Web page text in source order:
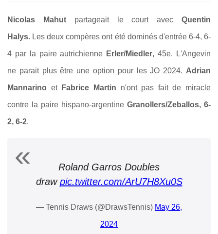
Nicolas Mahut partageait le court avecQuentin
Halys. Les deux compères ont été dominés d'entrée 6-4, 6-
4 par la paire autrichienne Erler/Miedler, 45e. L'Angevin
ne parait plus être une option pour les JO 2024. Adrian
Mannarino et Fabrice Martin n'ont pas fait de miracle
contre la paire hispano-argentine Granollers/Zeballos, 6-
2, 6-2.
Roland Garros Doubles
drawpic.twitter.com/ArU7H8Xu0S
— Tennis Draws (@DrawsTennis) May 26,
2024